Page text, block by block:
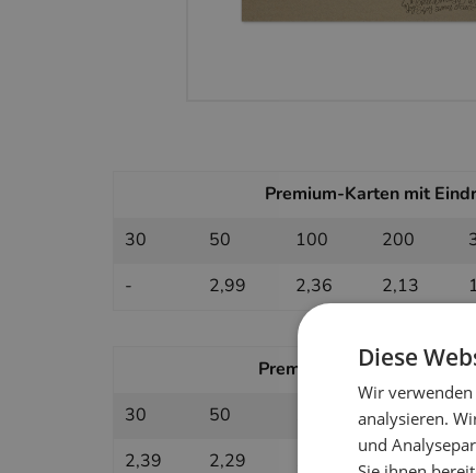
Premium-Karten mit
30
50 100 200
-
2,99 2,36 2,13
Premium-Karten ohne
30
50 200
2,39
2,29 1,85
Diese
Wir
analysieren.
und